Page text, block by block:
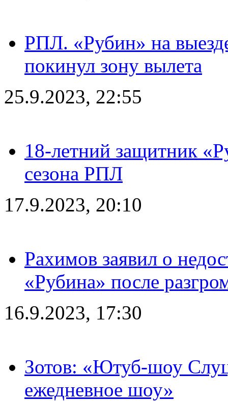
РПЛ. «Рубин» на
покинул зону вылета
25.9.2023, 22:55
18-летний защитник
сезона РПЛ
17.9.2023, 20:10
Рахимов заявил о
«Рубина» после
16.9.2023, 17:30
Зотов: «Ютуб-шоу
ежедневное шоу»